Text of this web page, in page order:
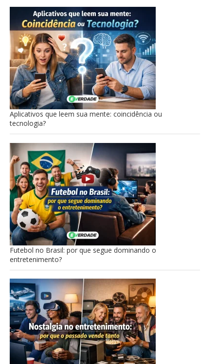
Aplicativos que leem sua mente: coincidência ou
tecnologia?
Futebol no Brasil: por que segue dominando o
entretenimento?